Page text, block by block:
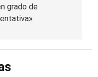
grado de